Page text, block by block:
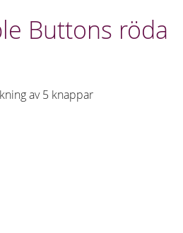
Buttons röda
av 5 knappar